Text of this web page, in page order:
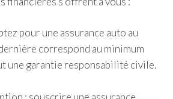
pour une assurance auto au
correspond au minimum
une garantie responsabilité civile.